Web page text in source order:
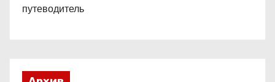
путеводитель